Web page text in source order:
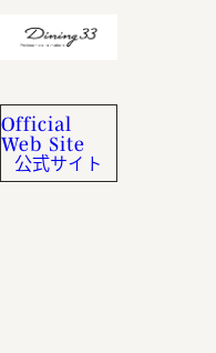
Official
Web Site
公式サイト